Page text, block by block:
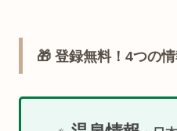
🎁 登録無料！4つの